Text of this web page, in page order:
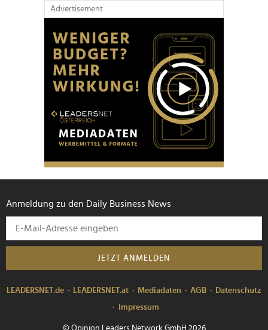
Advertisement
Anmeldung zu den Daily Business News
JETZT ANMELDEN
LEADERSNET.de LEADERSNET.at Mediadaten AGB
Datenschutz
Impressum